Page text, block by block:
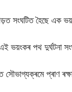
সংঘটিত হৈছে এক
ভয়ংকৰ পথ দুৰ্ঘটনা
সৌভাগ্যক্ৰমে প্ৰাণ